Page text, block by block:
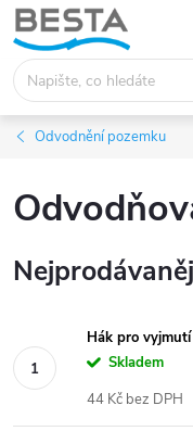
Přejít
na
obsah
Odvodnění pozemku
Hák pro
Skladem
44 Kč bez DPH